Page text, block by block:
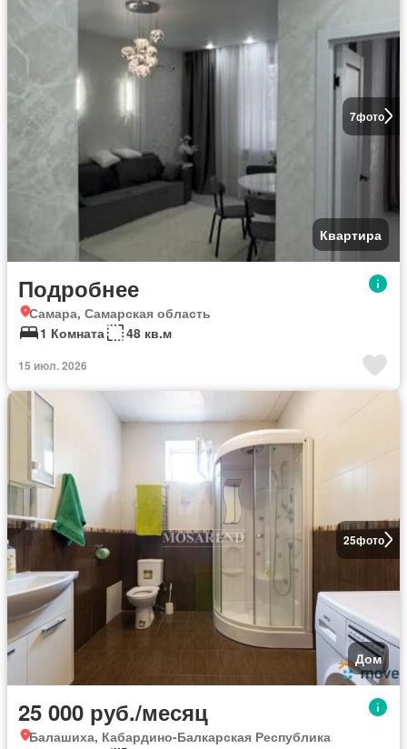
7фото
Квартира
Подробнее
Самара, Самарская область
1 Комната
48 кв.м
15 июл. 2026
25фото
Дом
25 000 руб./месяц
Балашиха, Кабардино-Балкарская Республика